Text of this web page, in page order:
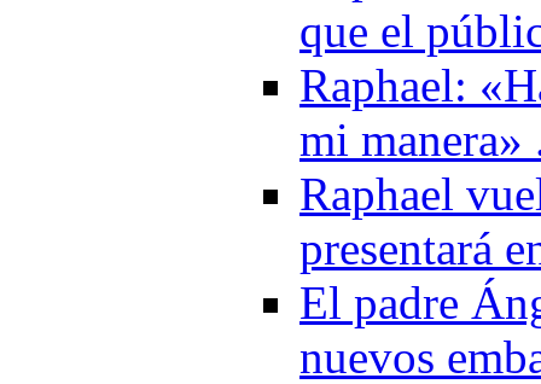
que el
Raphael:
mi manera»
Raphael
presentará
El padre
nuevos